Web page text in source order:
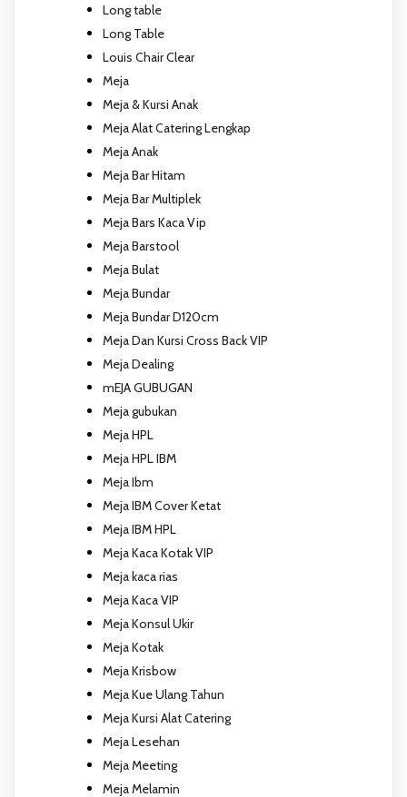
Long table
Long Table
Louis Chair Clear
Meja
Meja & Kursi Anak
Meja Alat Catering Lengkap
Meja Anak
Meja Bar Hitam
Meja Bar Multiplek
Meja Bars Kaca Vip
Meja Barstool
Meja Bulat
Meja Bundar
Meja Bundar D120cm
Meja Dan Kursi Cross Back VIP
Meja Dealing
mEJA GUBUGAN
Meja gubukan
Meja HPL
Meja HPL IBM
Meja Ibm
Meja IBM Cover Ketat
Meja IBM HPL
Meja Kaca Kotak VIP
Meja kaca rias
Meja Kaca VIP
Meja Konsul Ukir
Meja Kotak
Meja Krisbow
Meja Kue Ulang Tahun
Meja Kursi Alat Catering
Meja Lesehan
Meja Meeting
Meja Melamin